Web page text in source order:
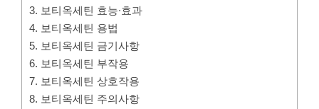
3. 보티옥세틴 효능∙효과
4. 보티옥세틴 용법
5. 보티옥세틴 금기사항
6. 보티옥세틴 부작용
7. 보티옥세틴 상호작용
8. 보티옥세틴 주의사항